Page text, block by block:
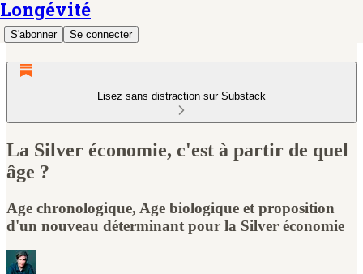
Longévité
S'abonner Se connecter
Lisez sans distraction sur Substack
La Silver économie, c'est à partir de quel
âge ?
Age chronologique, Age biologique et proposition
d'un nouveau déterminant pour la Silver économie